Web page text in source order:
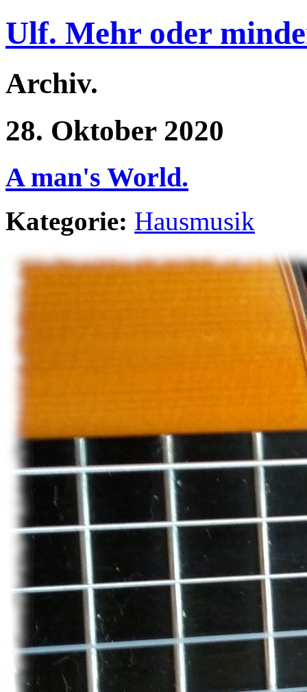
Ulf. Mehr oder
Archiv.
28. Oktober 2020
A man's World.
Kategorie: Hausmusik